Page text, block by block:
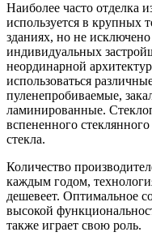
Наиболее часто отделка
используется в крупных
зданиях, но не
индивидуальных
неординарной
использоваться
пуленепробиваемые,
ламинированные.
вспененного
стекла.
Количество
каждым годом,
дешевеет. Оптимальное
высокой
также играет свою роль.